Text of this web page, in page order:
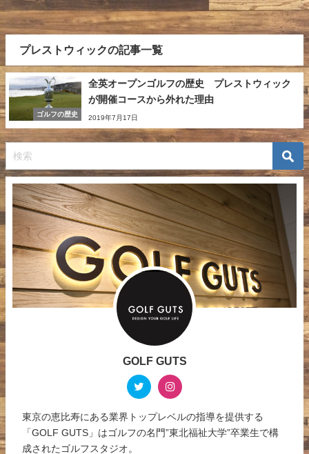
プレストウィックの記事一覧
ゴルフの歴史
全英オープンゴルフの歴史 プレストウィック
が開催コースから外れた理由
2019年7月17日
GOLF GUTS
東京の恵比寿にある業界トップレベルの指導を提供する
「GOLF GUTS」はゴルフの名門”東北福祉大学”卒業生で構
成されたゴルフスタジオ。